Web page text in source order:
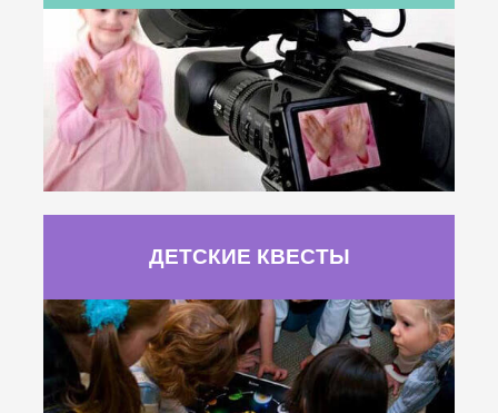
ДЕТСКИЕ КВЕСТЫ